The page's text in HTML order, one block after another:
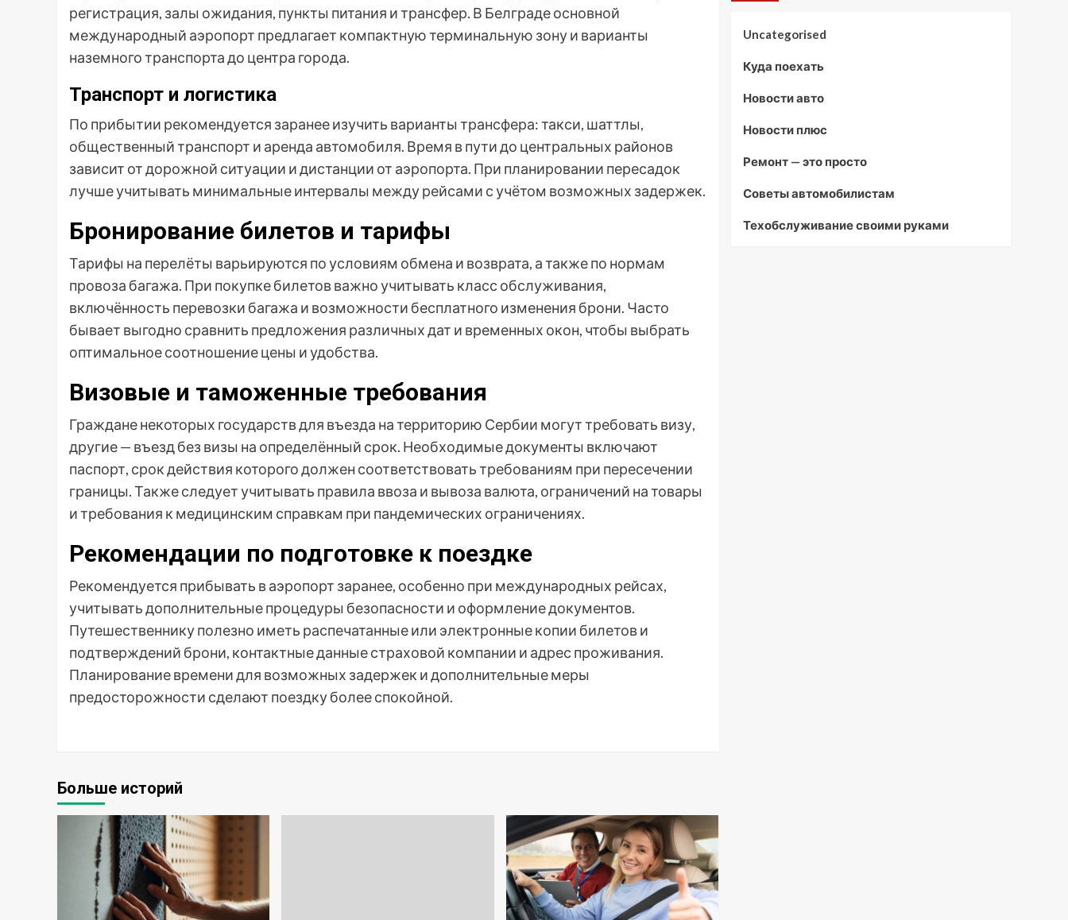
регистрация, залы ожидания, пункты питания и трансфер. В Белграде основной
международный аэропорт предлагает компактную терминальную зону и варианты
наземного транспорта до центра города.
Транспорт и логистика
По прибытии рекомендуется заранее изучить варианты трансфера: такси, шаттлы,
общественный транспорт и аренда автомобиля. Время в пути до центральных районов
зависит от дорожной ситуации и дистанции от аэропорта. При планировании пересадок
лучше учитывать минимальные интервалы между рейсами с учётом возможных задержек.
Бронирование билетов и тарифы
Тарифы на перелёты варьируются по условиям обмена и возврата, а также по нормам
провоза багажа. При покупке билетов важно учитывать класс обслуживания,
включённость перевозки багажа и возможности бесплатного изменения брони. Часто
бывает выгодно сравнить предложения различных дат и временных окон, чтобы выбрать
оптимальное соотношение цены и удобства.
Визовые и таможенные требования
Граждане некоторых государств для въезда на территорию Сербии могут требовать визу,
другие — въезд без визы на определённый срок. Необходимые документы включают
паспорт, срок действия которого должен соответствовать требованиям при пересечении
границы. Также следует учитывать правила ввоза и вывоза валюта, ограничений на товары
и требования к медицинским справкам при пандемических ограничениях.
Рекомендации по подготовке к поездке
Рекомендуется прибывать в аэропорт заранее, особенно при международных рейсах,
учитывать дополнительные процедуры безопасности и оформление документов.
Путешественнику полезно иметь распечатанные или электронные копии билетов и
подтверждений брони, контактные данные страховой компании и адрес проживания.
Планирование времени для возможных задержек и дополнительные меры
предосторожности сделают поездку более спокойной.
Больше историй
Uncategorised
Куда поехать
Новости авто
Новости плюс
Ремонт — это просто
Советы автомобилистам
Техобслуживание своими руками